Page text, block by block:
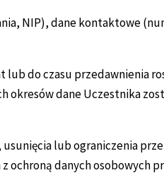
NIP), dane kontaktowe
do czasu przedawnienia
okresów dane Uczestnika
lub ograniczenia
ochroną danych osobowych